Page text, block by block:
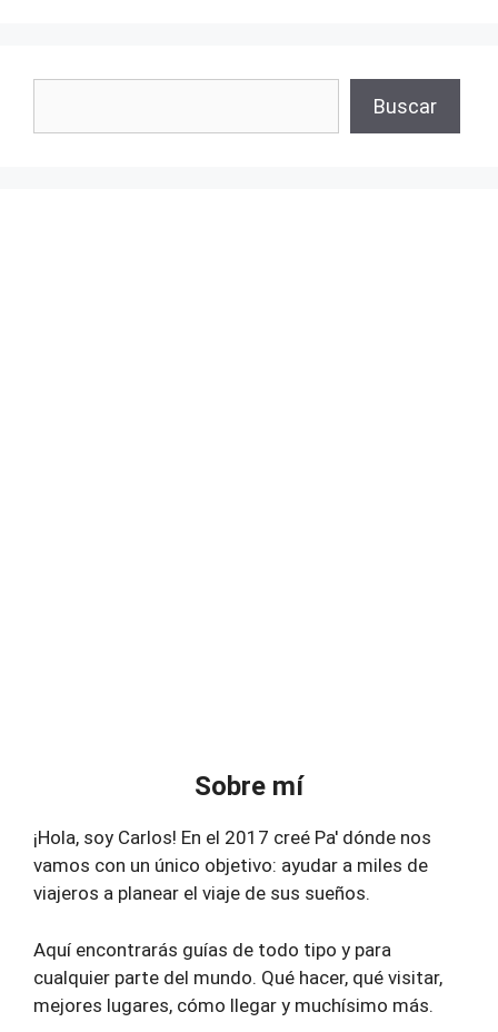
Buscar
Sobre mí
¡Hola, soy Carlos! En el 2017 creé Pa' dónde nos
vamos con un único objetivo: ayudar a miles de
viajeros a planear el viaje de sus sueños.
Aquí encontrarás guías de todo tipo y para
cualquier parte del mundo. Qué hacer, qué visitar,
mejores lugares, cómo llegar y muchísimo más.